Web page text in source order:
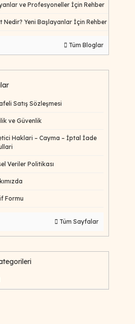
ve Profesyoneller İçin Rehber
Nedir? Yeni Başlayanlar İçin Rehber
Tüm Bloglar
Satış Sözleşmesi
ve Güvenlik
Haklari – Cayma – İptal İade
Veriler Politikası
Formu
Tüm Sayfalar